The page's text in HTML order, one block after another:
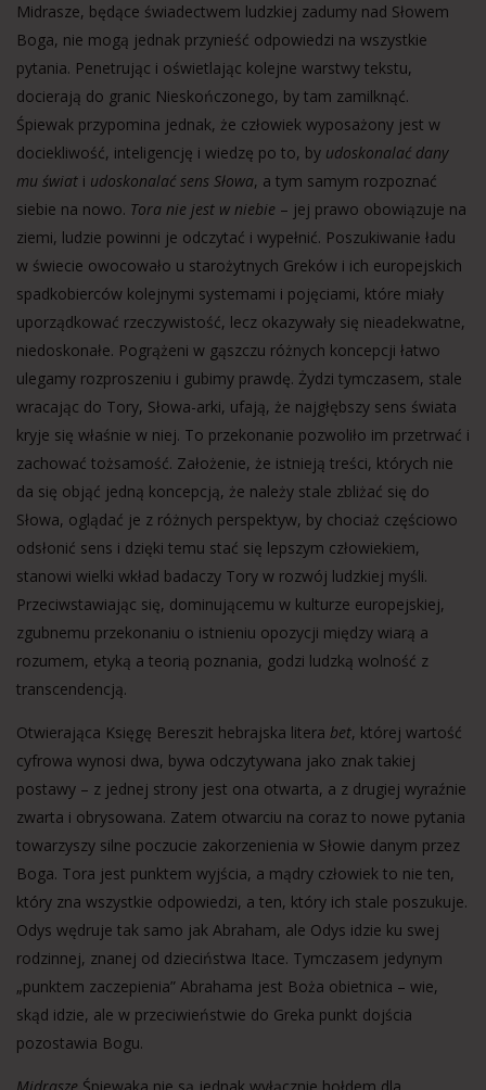
Midrasze, będące świadectwem ludzkiej zadumy nad Słowem
Boga, nie mogą jednak przynieść odpowiedzi na wszystkie
pytania. Penetrując i oświetlając kolejne warstwy tekstu,
docierają do granic Nieskończonego, by tam zamilknąć.
Śpiewak przypomina jednak, że człowiek wyposażony jest w
dociekliwość, inteligencję i wiedzę po to, by udoskonalać dany
mu świat i udoskonalać sens Słowa, a tym samym rozpoznać
siebie na nowo. Tora nie jest w niebie – jej prawo obowiązuje na
ziemi, ludzie powinni je odczytać i wypełnić. Poszukiwanie ładu
w świecie owocowało u starożytnych Greków i ich europejskich
spadkobierców kolejnymi systemami i pojęciami, które miały
uporządkować rzeczywistość, lecz okazywały się nieadekwatne,
niedoskonałe. Pogrążeni w gąszczu różnych koncepcji łatwo
ulegamy rozproszeniu i gubimy prawdę. Żydzi tymczasem, stale
wracając do Tory, Słowa-arki, ufają, że najgłębszy sens świata
kryje się właśnie w niej. To przekonanie pozwoliło im przetrwać i
zachować tożsamość. Założenie, że istnieją treści, których nie
da się objąć jedną koncepcją, że należy stale zbliżać się do
Słowa, oglądać je z różnych perspektyw, by chociaż częściowo
odsłonić sens i dzięki temu stać się lepszym człowiekiem,
stanowi wielki wkład badaczy Tory w rozwój ludzkiej myśli.
Przeciwstawiając się, dominującemu w kulturze europejskiej,
zgubnemu przekonaniu o istnieniu opozycji między wiarą a
rozumem, etyką a teorią poznania, godzi ludzką wolność z
transcendencją.
Otwierająca Księgę Bereszit hebrajska litera bet, której wartość
cyfrowa wynosi dwa, bywa odczytywana jako znak takiej
postawy – z jednej strony jest ona otwarta, a z drugiej wyraźnie
zwarta i obrysowana. Zatem otwarciu na coraz to nowe pytania
towarzyszy silne poczucie zakorzenienia w Słowie danym przez
Boga. Tora jest punktem wyjścia, a mądry człowiek to nie ten,
który zna wszystkie odpowiedzi, a ten, który ich stale poszukuje.
Odys wędruje tak samo jak Abraham, ale Odys idzie ku swej
rodzinnej, znanej od dzieciństwa Itace. Tymczasem jedynym
„punktem zaczepienia” Abrahama jest Boża obietnica – wie,
skąd idzie, ale w przeciwieństwie do Greka punkt dojścia
pozostawia Bogu.